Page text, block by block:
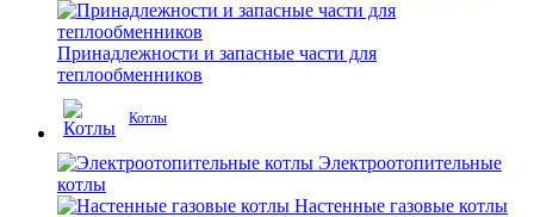
Принадлежности и запасные части для
теплообменников
Котлы
Электроотопительные
котлы
Настенные газовые котлы